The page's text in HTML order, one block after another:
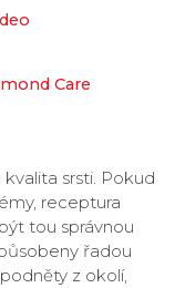
Care
kvalita srsti. Pokud
receptura
tou správnou
řadou
z okolí,